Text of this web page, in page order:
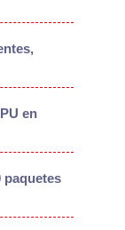
en
paquetes